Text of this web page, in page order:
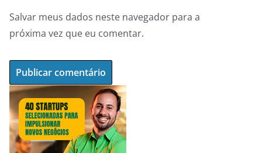
Salvar meus dados neste navegador para a
próxima vez que eu comentar.